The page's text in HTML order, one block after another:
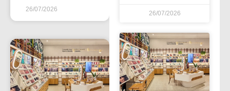
26/07/2026
26/07/2026